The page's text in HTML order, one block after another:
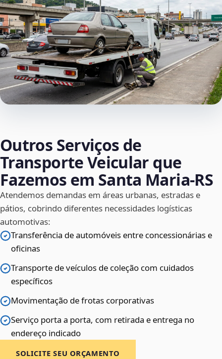
Outros Serviços de
Transporte Veicular que
Fazemos em Santa Maria‑RS
Atendemos demandas em áreas urbanas, estradas e
pátios, cobrindo diferentes necessidades logísticas
automotivas:
Transferência de automóveis entre concessionárias e
oficinas
Transporte de veículos de coleção com cuidados
específicos
Movimentação de frotas corporativas
Serviço porta a porta, com retirada e entrega no
endereço indicado
SOLICITE SEU ORÇAMENTO